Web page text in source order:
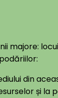
majore:
din
și la